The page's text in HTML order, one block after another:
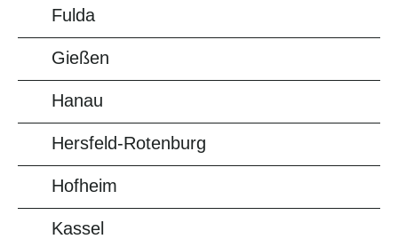
Fulda
Gießen
Hanau
Hersfeld-Rotenburg
Hofheim
Kassel